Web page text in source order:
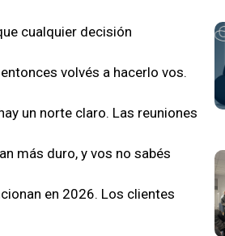
cualquier decisión
volvés a hacerlo vos.
un norte claro. Las reuniones
más duro, y vos no sabés
en 2026. Los clientes